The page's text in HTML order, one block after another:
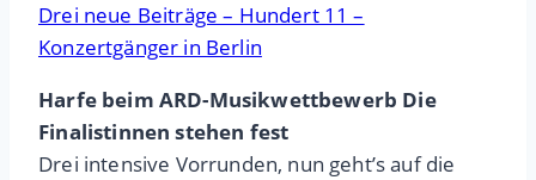
Drei neue Beiträge – Hundert 11 –
Konzertgänger in Berlin
Harfe beim ARD-Musikwettbewerb Die
Finalistinnen stehen fest
Drei intensive Vorrunden, nun geht’s auf die